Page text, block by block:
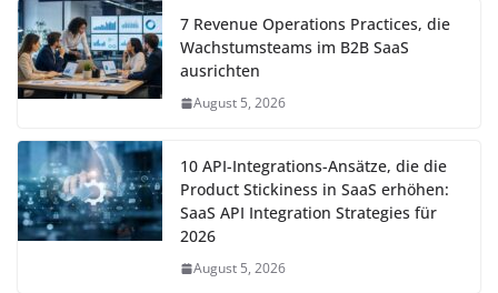
7 Revenue Operations Practices, die
Wachstumsteams im B2B SaaS
ausrichten
August 5, 2026
10 API-Integrations-Ansätze, die die
Product Stickiness in SaaS erhöhen:
SaaS API Integration Strategies für
2026
August 5, 2026